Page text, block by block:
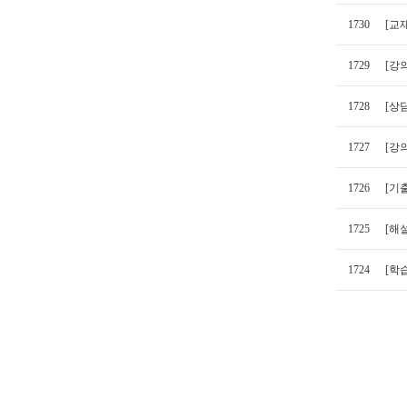
1730 [교
1729 [강
1728 [상
1727 [강
1726 [기
1725 [해
1724 [학